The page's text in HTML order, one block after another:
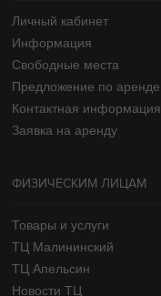
Личный кабинет
Информация
Свободные места
Предложение по аренде
Контактная информация
Заявка на аренду
ФИЗИЧЕСКИМ ЛИЦАМ
Товары и услуги
ТЦ Малининский
ТЦ Апельсин
Новости ТЦ